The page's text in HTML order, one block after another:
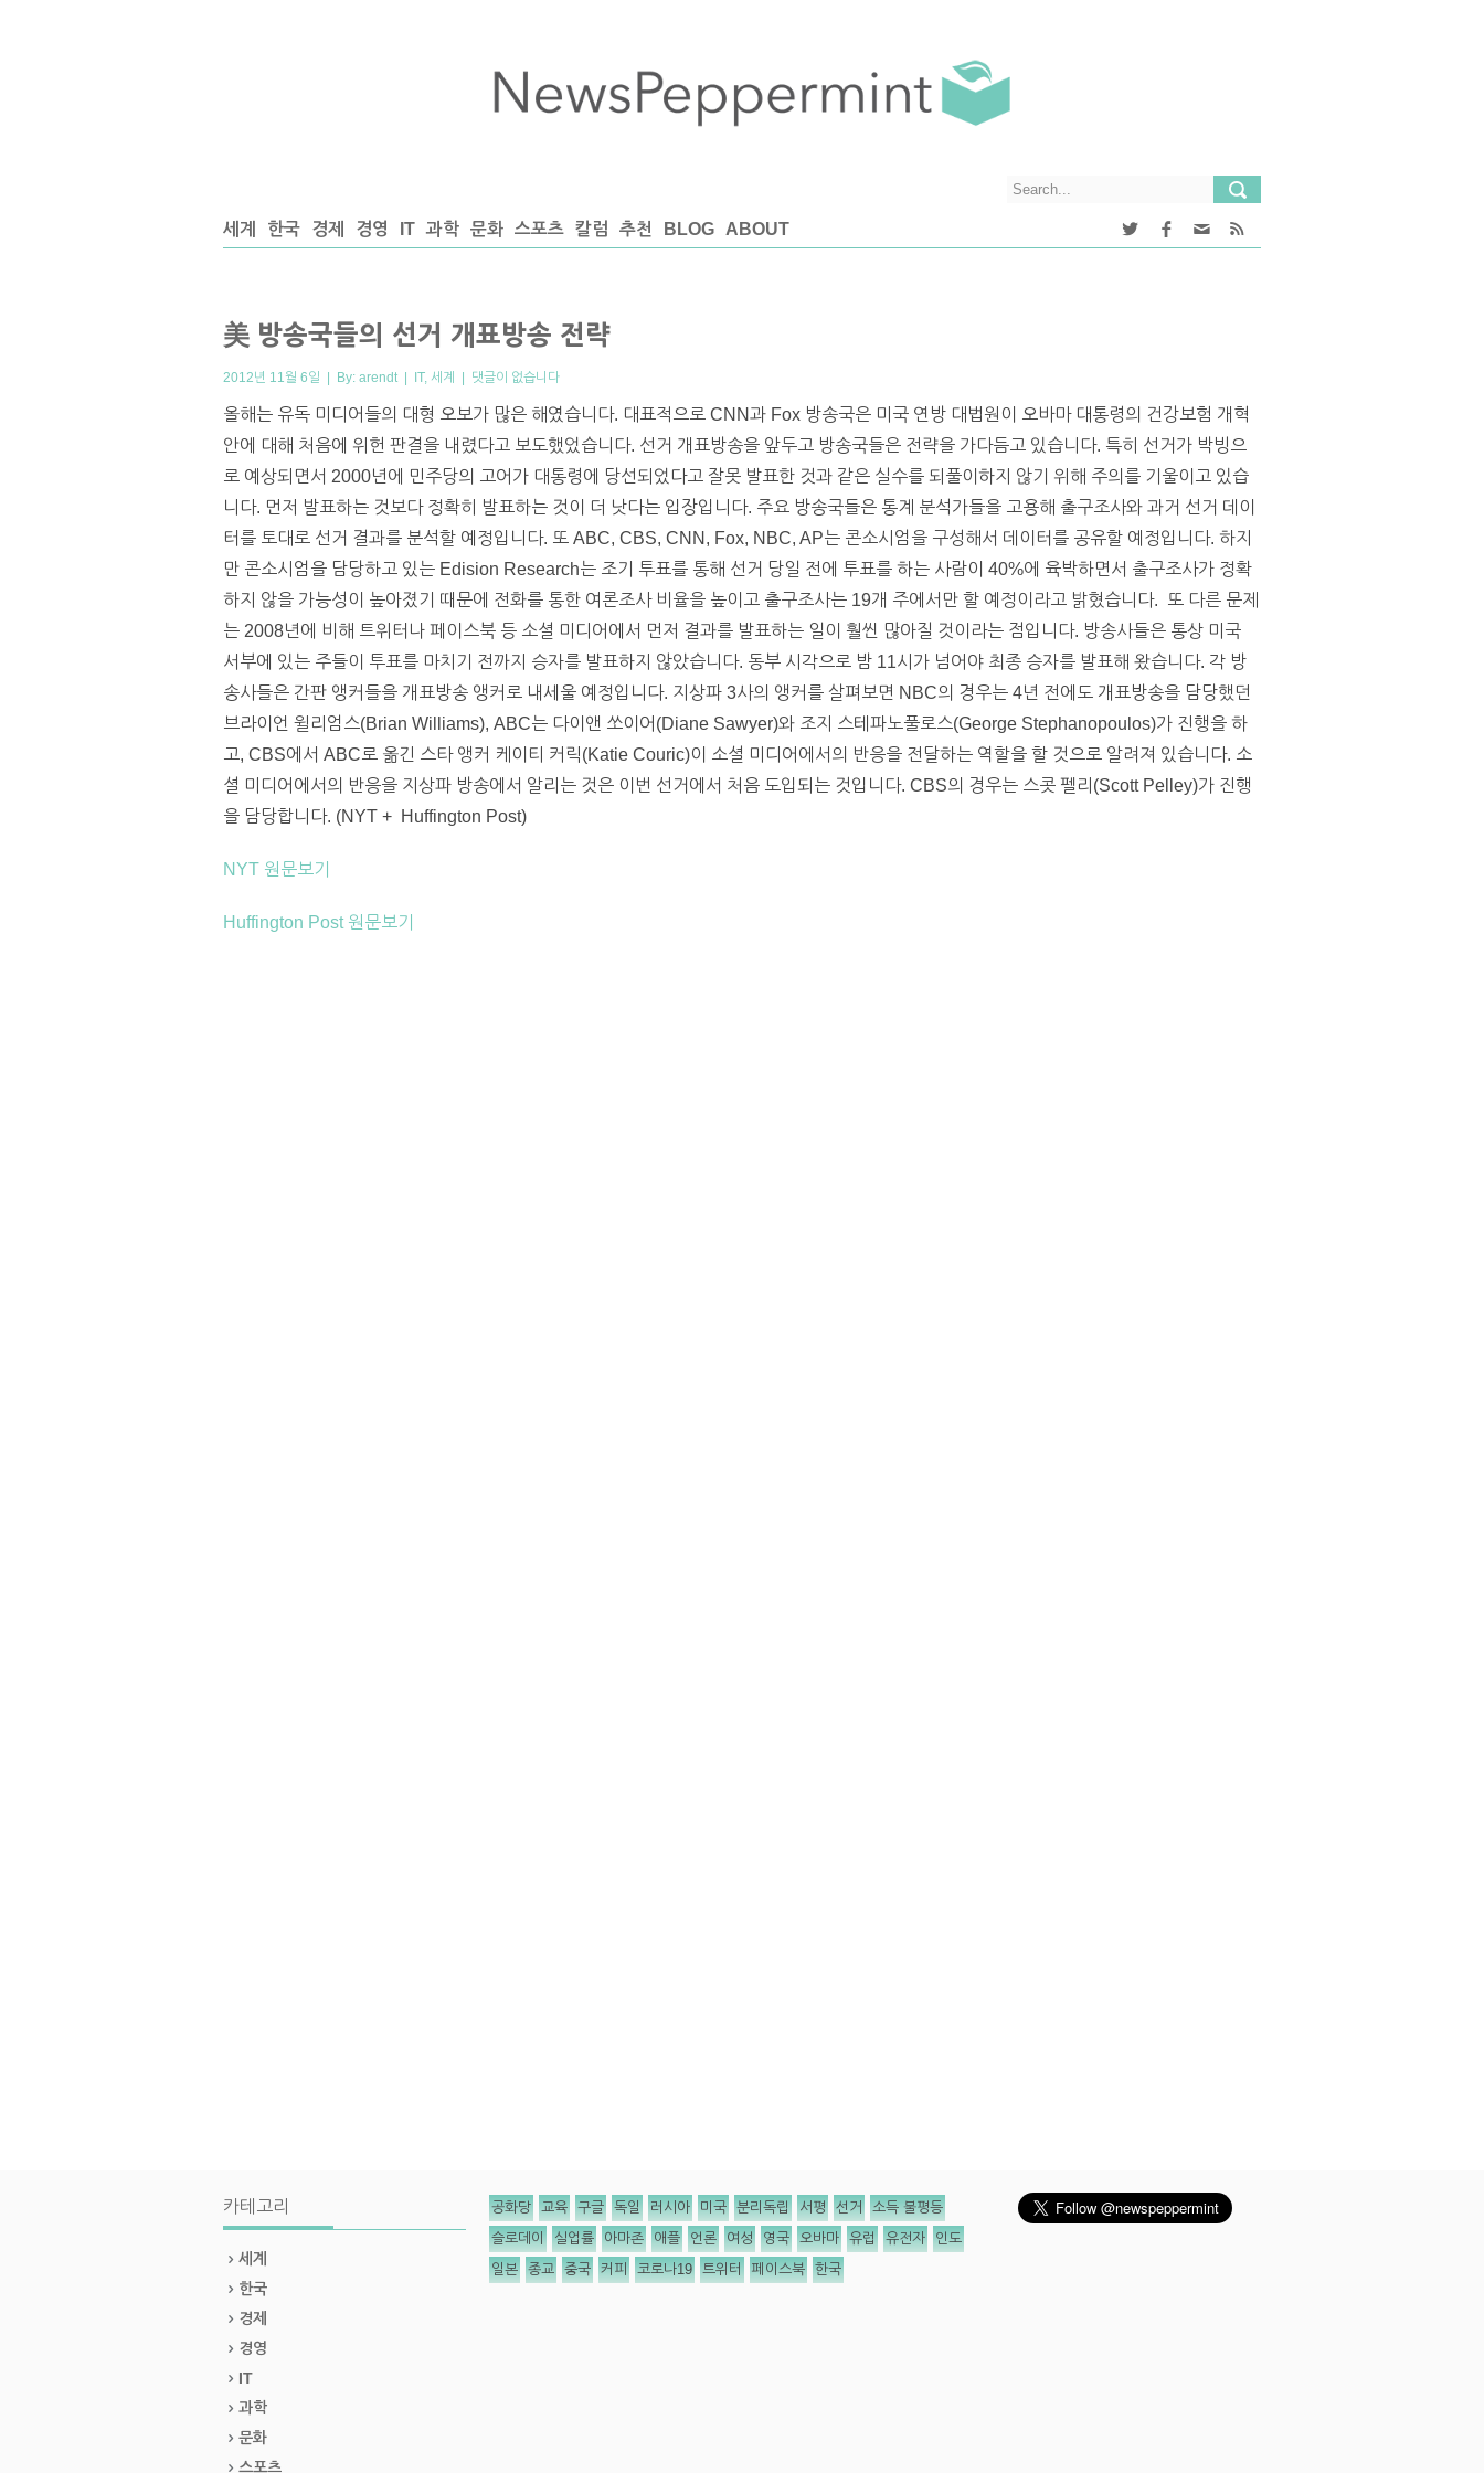
세계 한국 경제 경영 IT 과학 문화 스포츠 칼럼 추천 BLOG ABOUT
美 방송국들의 선거 개표방송 전략
2012년 11월 6일 | By: arendt| IT, 세계 | 댓글이 없습니다
올해는 유독 미디어들의 대형 오보가 많은 해였습니다. 대표적으로 CNN과 Fox 방송국은 미국 연방 대법원이 오바마 대통령의 건강보험 개혁
안에 대해 처음에 위헌 판결을 내렸다고 보도했었습니다. 선거 개표방송을 앞두고 방송국들은 전략을 가다듬고 있습니다. 특히 선거가 박빙으
로 예상되면서 2000년에 민주당의 고어가 대통령에 당선되었다고 잘못 발표한 것과 같은 실수를 되풀이하지 않기 위해 주의를 기울이고 있습
니다. 먼저 발표하는 것보다 정확히 발표하는 것이 더 낫다는 입장입니다. 주요 방송국들은 통계 분석가들을 고용해 출구조사와 과거 선거 데이
터를 토대로 선거 결과를 분석할 예정입니다. 또 ABC, CBS, CNN, Fox, NBC, AP는 콘소시엄을 구성해서 데이터를 공유할 예정입니다. 하지
만 콘소시엄을 담당하고 있는 Edision Research는 조기 투표를 통해 선거 당일 전에 투표를 하는 사람이 40%에 육박하면서 출구조사가 정확
하지 않을 가능성이 높아졌기 때문에 전화를 통한 여론조사 비율을 높이고 출구조사는 19개 주에서만 할 예정이라고 밝혔습니다. 또 다른 문제
는 2008년에 비해 트위터나 페이스북 등 소셜 미디어에서 먼저 결과를 발표하는 일이 훨씬 많아질 것이라는 점입니다. 방송사들은 통상 미국
서부에 있는 주들이 투표를 마치기 전까지 승자를 발표하지 않았습니다. 동부 시각으로 밤 11시가 넘어야 최종 승자를 발표해 왔습니다. 각 방
송사들은 간판 앵커들을 개표방송 앵커로 내세울 예정입니다. 지상파 3사의 앵커를 살펴보면 NBC의 경우는 4년 전에도 개표방송을 담당했던
브라이언 윌리엄스(Brian Williams), ABC는 다이앤 쏘이어(Diane Sawyer)와 조지 스테파노풀로스(George Stephanopoulos)가 진행을 하
고, CBS에서 ABC로 옮긴 스타 앵커 케이티 커릭(Katie Couric)이 소셜 미디어에서의 반응을 전달하는 역할을 할 것으로 알려져 있습니다. 소
셜 미디어에서의 반응을 지상파 방송에서 알리는 것은 이번 선거에서 처음 도입되는 것입니다. CBS의 경우는 스콧 펠리(Scott Pelley)가 진행
을 담당합니다. (NYT + Huffington Post)
NYT 원문보기
Huffington Post 원문보기
카테고리
세계
한국
경제
경영
IT
과학
문화
스포츠
공화당 교육 구글 독일 러시아 미국 분리독립 서평 선거 소득 불평등
슬로데이 실업률 아마존 애플 언론 여성 영국 오바마 유럽 유전자 인도
일본 종교 중국 커피 코로나19 트위터 페이스북 한국